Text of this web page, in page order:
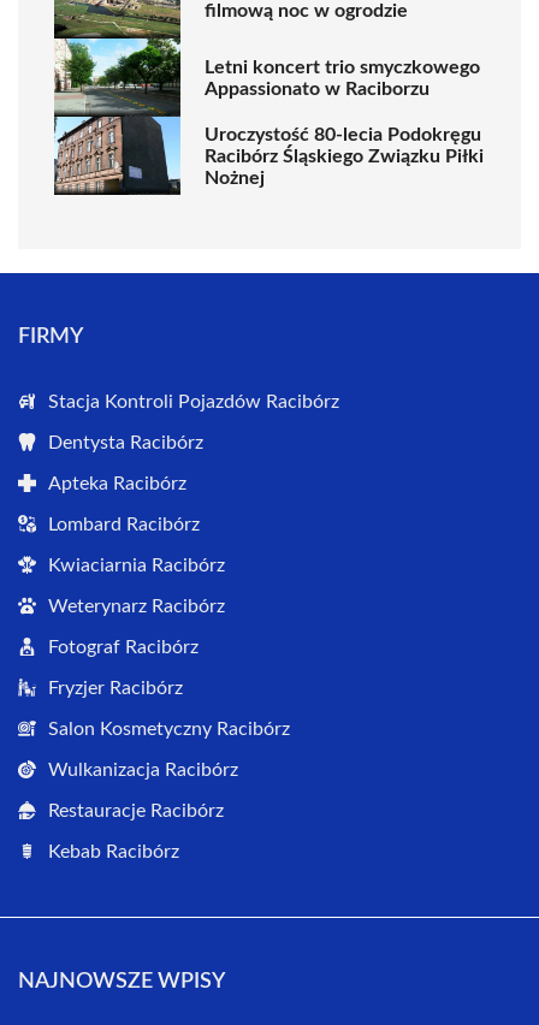
filmową noc w ogrodzie
Letni koncert trio smyczkowego
Appassionato w Raciborzu
Uroczystość 80-lecia Podokręgu
Racibórz Śląskiego Związku Piłki
Nożnej
FIRMY
Stacja Kontroli Pojazdów Racibórz
Dentysta Racibórz
Apteka Racibórz
Lombard Racibórz
Kwiaciarnia Racibórz
Weterynarz Racibórz
Fotograf Racibórz
Fryzjer Racibórz
Salon Kosmetyczny Racibórz
Wulkanizacja Racibórz
Restauracje Racibórz
Kebab Racibórz
NAJNOWSZE WPISY